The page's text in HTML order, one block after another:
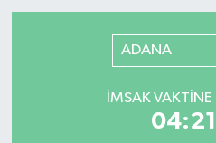
ADANA
İMSAK VAKTINE